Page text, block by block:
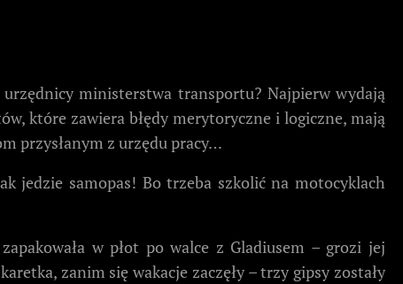
urzędnicy ministerstwa transportu? Najpierw wydają
które zawiera błędy merytoryczne i logiczne, mają
przysłanym z urzędu pracy…
jedzie samopas! Bo trzeba szkolić na motocyklach
w płot po walce z Gladiusem – grozi jej
zanim się wakacje zaczęły – trzy gipsy zostały